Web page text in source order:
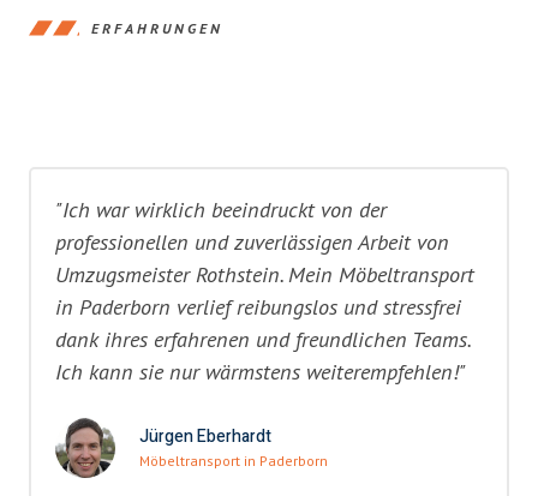
ERFAHRUNGEN
"Ich war wirklich beeindruckt von der
professionellen und zuverlässigen Arbeit von
Umzugsmeister Rothstein. Mein Möbeltransport
in Paderborn verlief reibungslos und stressfrei
dank ihres erfahrenen und freundlichen Teams.
Ich kann sie nur wärmstens weiterempfehlen!"
Jürgen Eberhardt
Möbeltransport in Paderborn